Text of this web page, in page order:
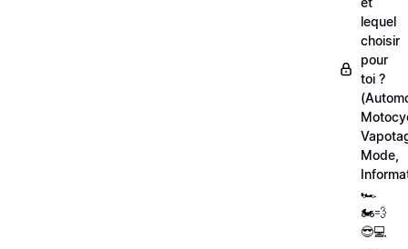
lequel
choisir
pour
toi ?
Mode,
🏎
🏍💨
😎💻